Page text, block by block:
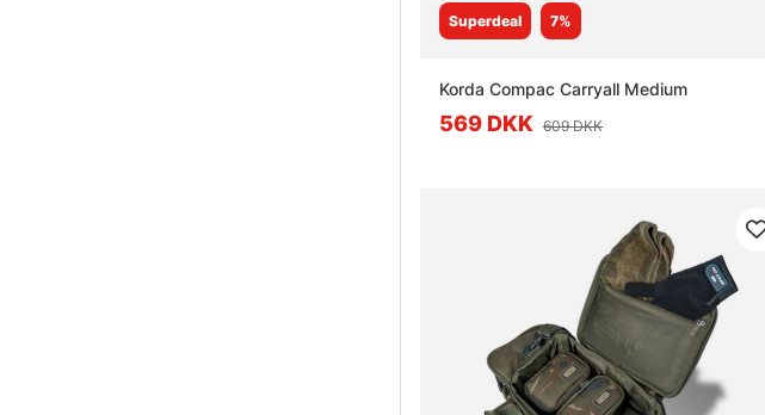
Superdeal 7%
Korda Compac Carryall Medium
569 DKK 609 DKK